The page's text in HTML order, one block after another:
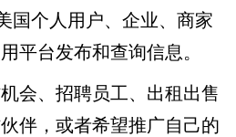
国个人用户、企业、商家
平台发布和查询信息。
会、招聘员工、出租出售
伴，或者希望推广自己的